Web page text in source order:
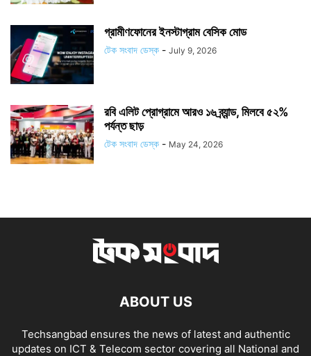
গ্রামীণফোনের ইনস্টাগ্রাম বেসিক মোড
টেক সংবাদ ডেস্ক - July 9, 2026
রবি এলিট প্রোগ্রামে আরও ১৬ ব্র্যান্ড, মিলবে ৫২%
পর্যন্ত ছাড়
টেক সংবাদ ডেস্ক - May 24, 2026
ABOUT US
Techsangbad ensures the news of latest and authentic
updates on ICT & Telecom sector covering all National and